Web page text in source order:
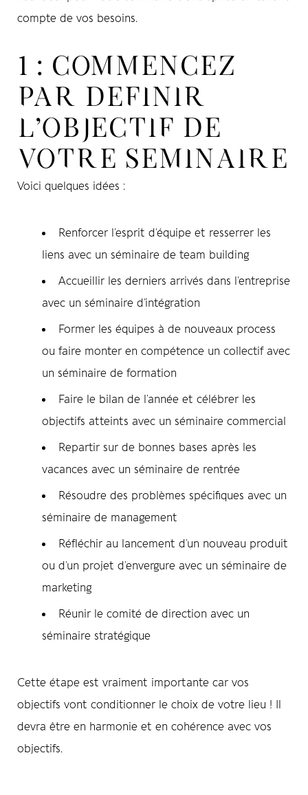
compte de vos besoins.
1 : COMMENCEZ
PAR DEFINIR
L’OBJECTIF DE
VOTRE SEMINAIRE
Voici quelques idées :
Renforcer l’esprit d’équipe et resserrer les
liens avec un séminaire de team building
Accueillir les derniers arrivés dans l’entreprise
avec un séminaire d’intégration
Former les équipes à de nouveaux process
ou faire monter en compétence un collectif avec
un séminaire de formation
Faire le bilan de l’année et célébrer les
objectifs atteints avec un séminaire commercial
Repartir sur de bonnes bases après les
vacances avec un séminaire de rentrée
Résoudre des problèmes spécifiques avec un
séminaire de management
Réfléchir au lancement d’un nouveau produit
ou d’un projet d’envergure avec un séminaire de
marketing
Réunir le comité de direction avec un
séminaire stratégique
Cette étape est vraiment importante car vos
objectifs vont conditionner le choix de votre lieu ! Il
devra être en harmonie et en cohérence avec vos
objectifs.